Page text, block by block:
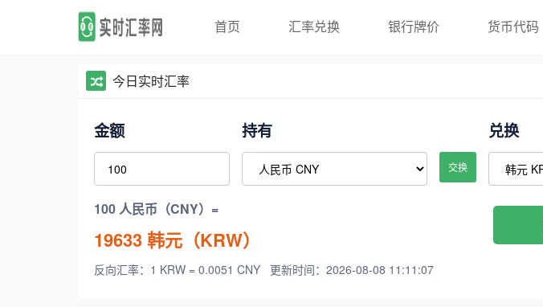
首页 汇率兑换 银行牌价 货币代码
今日实时汇率
金额 持有
交换
兑换
100 人民币（CNY）=
19633韩元（KRW）
反向汇率：1 KRW = 0.0051 CNY 更新时间：2026-08-08 11:11:07